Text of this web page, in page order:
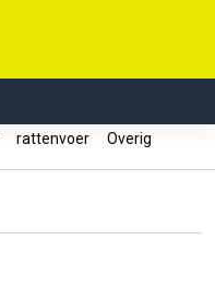
rattenvoer Overig